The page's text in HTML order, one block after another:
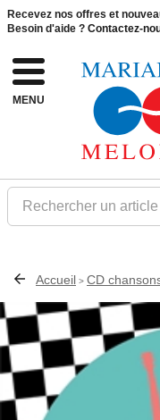
Recevez nos offres et
Besoin d'aide ? Contactez-
MENU
Rechercher un
Accueil > CD